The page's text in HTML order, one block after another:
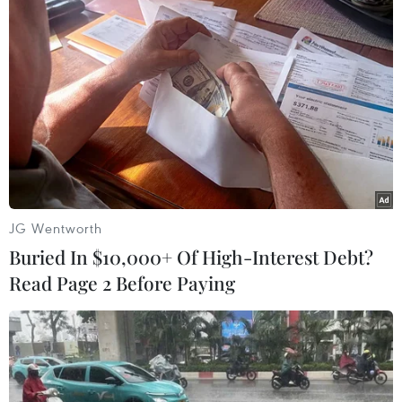
luồng trên.
(TTXVN/Vietnam+)
JG Wentworth
Buried In $10,000+ Of High-Interest Debt?
Read Page 2 Before Paying